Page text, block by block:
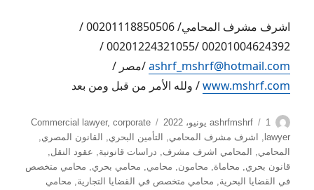
اشرف مشرف المحامي/ 00201118850506 /
00201004624392 /00201224321055 /
ashrf_mshrf@hotmail.com/مصر /
www.mshrf.com/ ولله الأمر من قبل ومن بعد
الكاتبashrfmshrf
نُشرت
في
1 يونيو، 2022 التصنيفات Commercial lawyer, corporate
lawyer
, اشرف مشرف المحامي, التأمين البحري, القانون المصري,
المحامي, المحامي اشرف مشرف, دراسات قانونية, عقود النقل,
قانون بحري, محاماة, محامون, محامي, محامي بحري, محامي متخصص
في القضايا البحرية, محامي متخصص في القضايا التجارية, محامي